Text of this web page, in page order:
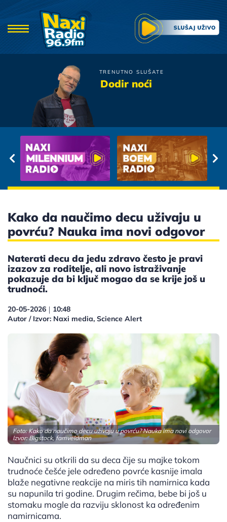
TRENUTNO SLUŠATE
Dodir noći
Kako da naučimo decu uživaju u
povrću? Nauka ima novi odgovor
Naterati decu da jedu zdravo često je pravi
izazov za roditelje, ali novo istraživanje
pokazuje da bi ključ mogao da se krije još u
trudnoći.
20-05-2026 | 10:48
Autor / Izvor: Naxi media, Science Alert
Foto: Kako da naučimo decu uživaju u povrću? Nauka ima novi odgovor
Izvor: Bigstock, famveldman
Naučnici su otkrili da su deca čije su majke tokom
trudnoće češće jele određeno povrće kasnije imala
blaže negativne reakcije na miris tih namirnica kada
su napunila tri godine. Drugim rečima, bebe bi još u
stomaku mogle da razviju sklonost ka određenim
namirnicama.